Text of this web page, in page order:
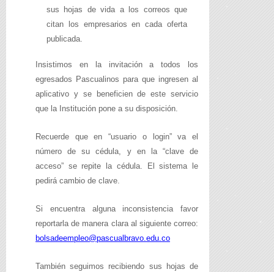
sus hojas de vida a los correos que
citan los empresarios en cada oferta
publicada.
Insistimos en la invitación a todos los
egresados Pascualinos para que ingresen al
aplicativo y se beneficien de este servicio
que la Institución pone a su disposición.
Recuerde que en “usuario o login” va el
número de su cédula, y en la “clave de
acceso” se repite la cédula. El sistema le
pedirá cambio de clave.
Si encuentra alguna inconsistencia favor
reportarla de manera clara al siguiente correo:
bolsadeempleo@pascualbravo.edu.co
También seguimos recibiendo sus hojas de